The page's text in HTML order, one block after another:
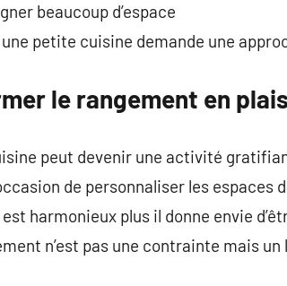
beaucoup d’espace
petite cuisine demande une
le rangement en
peut devenir une activité
de personnaliser les espaces
est harmonieux plus il donne envie
n’est pas une contrainte mais